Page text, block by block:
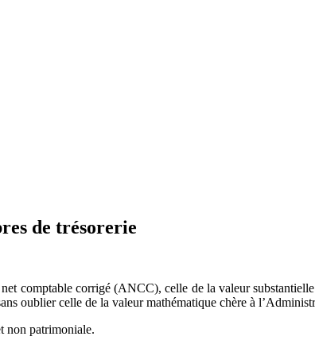
de trésorerie
comptable corrigé (ANCC), celle de la valeur
oublier celle de la valeur mathématique chère à
non patrimoniale.